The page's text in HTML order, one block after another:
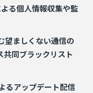
る個人情報収集や監
望ましくない通信の
共同ブラックリスト
るアップデート配信